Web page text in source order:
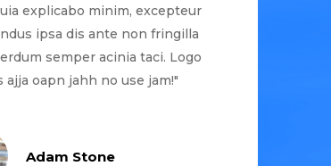
explicabo minim, excepteur
ipsa dis ante non fringilla
semper acinia taci. Logo
ajja oapn jahh no use jam!"
Adam Stone